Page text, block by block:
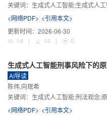
关键词： 生成式人工智能;生成式人工智能
<网络PDF> <引用本文>
更新时间： 2026-06-30
14
| 14 | 0
生成式人工智能刑事风险下的
AI导读
陈伟,向珉希
关键词： 生成式人工智能;刑法观念;
<网络PDF> <引用本文>